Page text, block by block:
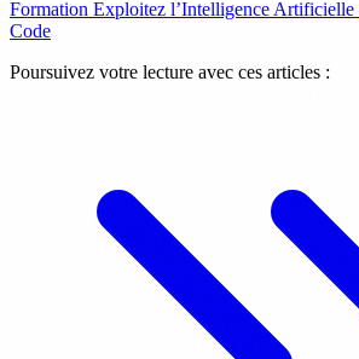
Formation Exploitez l’Intelligence Artificielle
Code
Poursuivez votre lecture avec ces articles :